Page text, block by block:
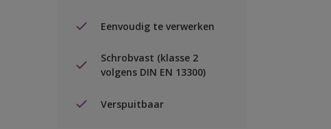
Eenvoudig te verwerken
Schrobvast (klasse 2
volgens DIN EN 13300)
Verspuitbaar